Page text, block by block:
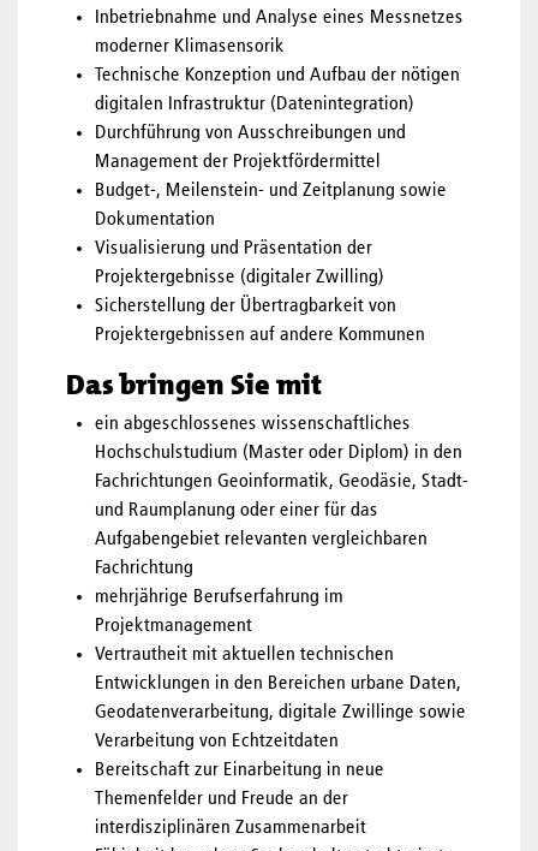
Inbetriebnahme und Analyse eines Messnetzes
moderner Klimasensorik
Technische Konzeption und Aufbau der nötigen
digitalen Infrastruktur (Datenintegration)
Durchführung von Ausschreibungen und
Management der Projektfördermittel
Budget-, Meilenstein- und Zeitplanung sowie
Dokumentation
Visualisierung und Präsentation der
Projektergebnisse (digitaler Zwilling)
Sicherstellung der Übertragbarkeit von
Projektergebnissen auf andere Kommunen
Das bringen Sie mit
ein abgeschlossenes wissenschaftliches
Hochschulstudium (Master oder Diplom) in den
Fachrichtungen Geoinformatik, Geodäsie, Stadt-
und Raumplanung oder einer für das
Aufgabengebiet relevanten vergleichbaren
Fachrichtung
mehrjährige Berufserfahrung im
Projektmanagement
Vertrautheit mit aktuellen technischen
Entwicklungen in den Bereichen urbane Daten,
Geodatenverarbeitung, digitale Zwillinge sowie
Verarbeitung von Echtzeitdaten
Bereitschaft zur Einarbeitung in neue
Themenfelder und Freude an der
interdisziplinären Zusammenarbeit